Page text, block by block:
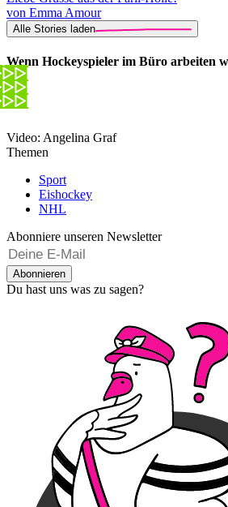
von Emma Amour
Alle Stories laden
Wenn Hockeyspieler im Büro arbeiten
Video: Angelina Graf
Themen
Sport
Eishockey
NHL
Abonniere unseren Newsletter
Abonnieren
Du hast uns was zu sagen?